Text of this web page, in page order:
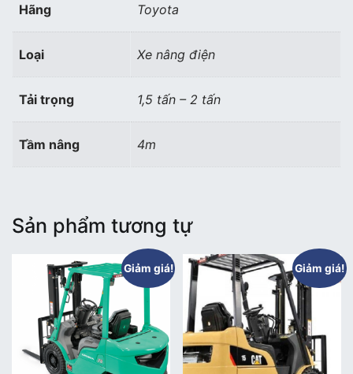
Hãng Toyota
Loại Xe nâng điện
Tải trọng 1,5 tấn – 2 tấn
Tầm nâng 4m
Sản phẩm tương tự
Giảm giá! Giảm giá!